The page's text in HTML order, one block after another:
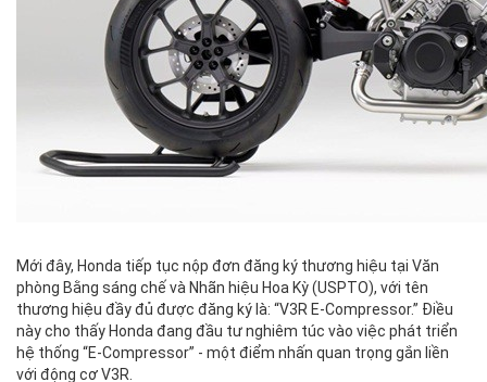
Mới đây, Honda tiếp tục nộp đơn đăng ký thương hiệu tại Văn
phòng Bằng sáng chế và Nhãn hiệu Hoa Kỳ (USPTO), với tên
thương hiệu đầy đủ được đăng ký là: “V3R E-Compressor.” Điều
này cho thấy Honda đang đầu tư nghiêm túc vào việc phát triển
hệ thống “E-Compressor” - một điểm nhấn quan trọng gắn liền
với động cơ V3R.